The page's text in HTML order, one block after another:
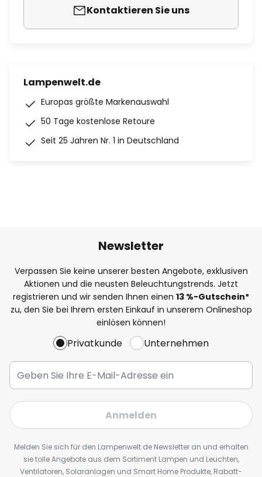
Kontaktieren Sie uns
Lampenwelt.de
Europas größte Markenauswahl
50 Tage kostenlose Retoure
Seit 25 Jahren Nr. 1 in Deutschland
Newsletter
Verpassen Sie keine unserer besten Angebote, exklusiven
Aktionen und die neusten Beleuchtungstrends. Jetzt
registrieren und wir senden Ihnen einen 13 %-Gutschein*
zu, den Sie bei Ihrem ersten Einkauf in unserem Onlineshop
einlösen können!
Privatkunde Unternehmen
Anmelden
Melden Sie sich für den Lampenwelt.de Newsletter an und erhalten
sie tolle Angebote aus dem Sortiment Lampen und Leuchten,
Ventilatoren, Solaranlagen und Smart Home Produkte, Rabatt-